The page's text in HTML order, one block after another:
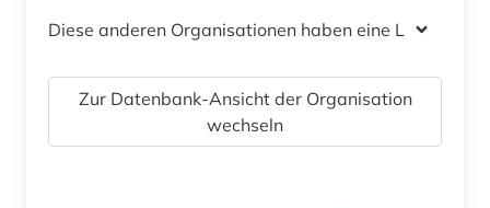
Diese anderen Organisationen haben eine Lizenz
Zur Datenbank-Ansicht der Organisation
wechseln